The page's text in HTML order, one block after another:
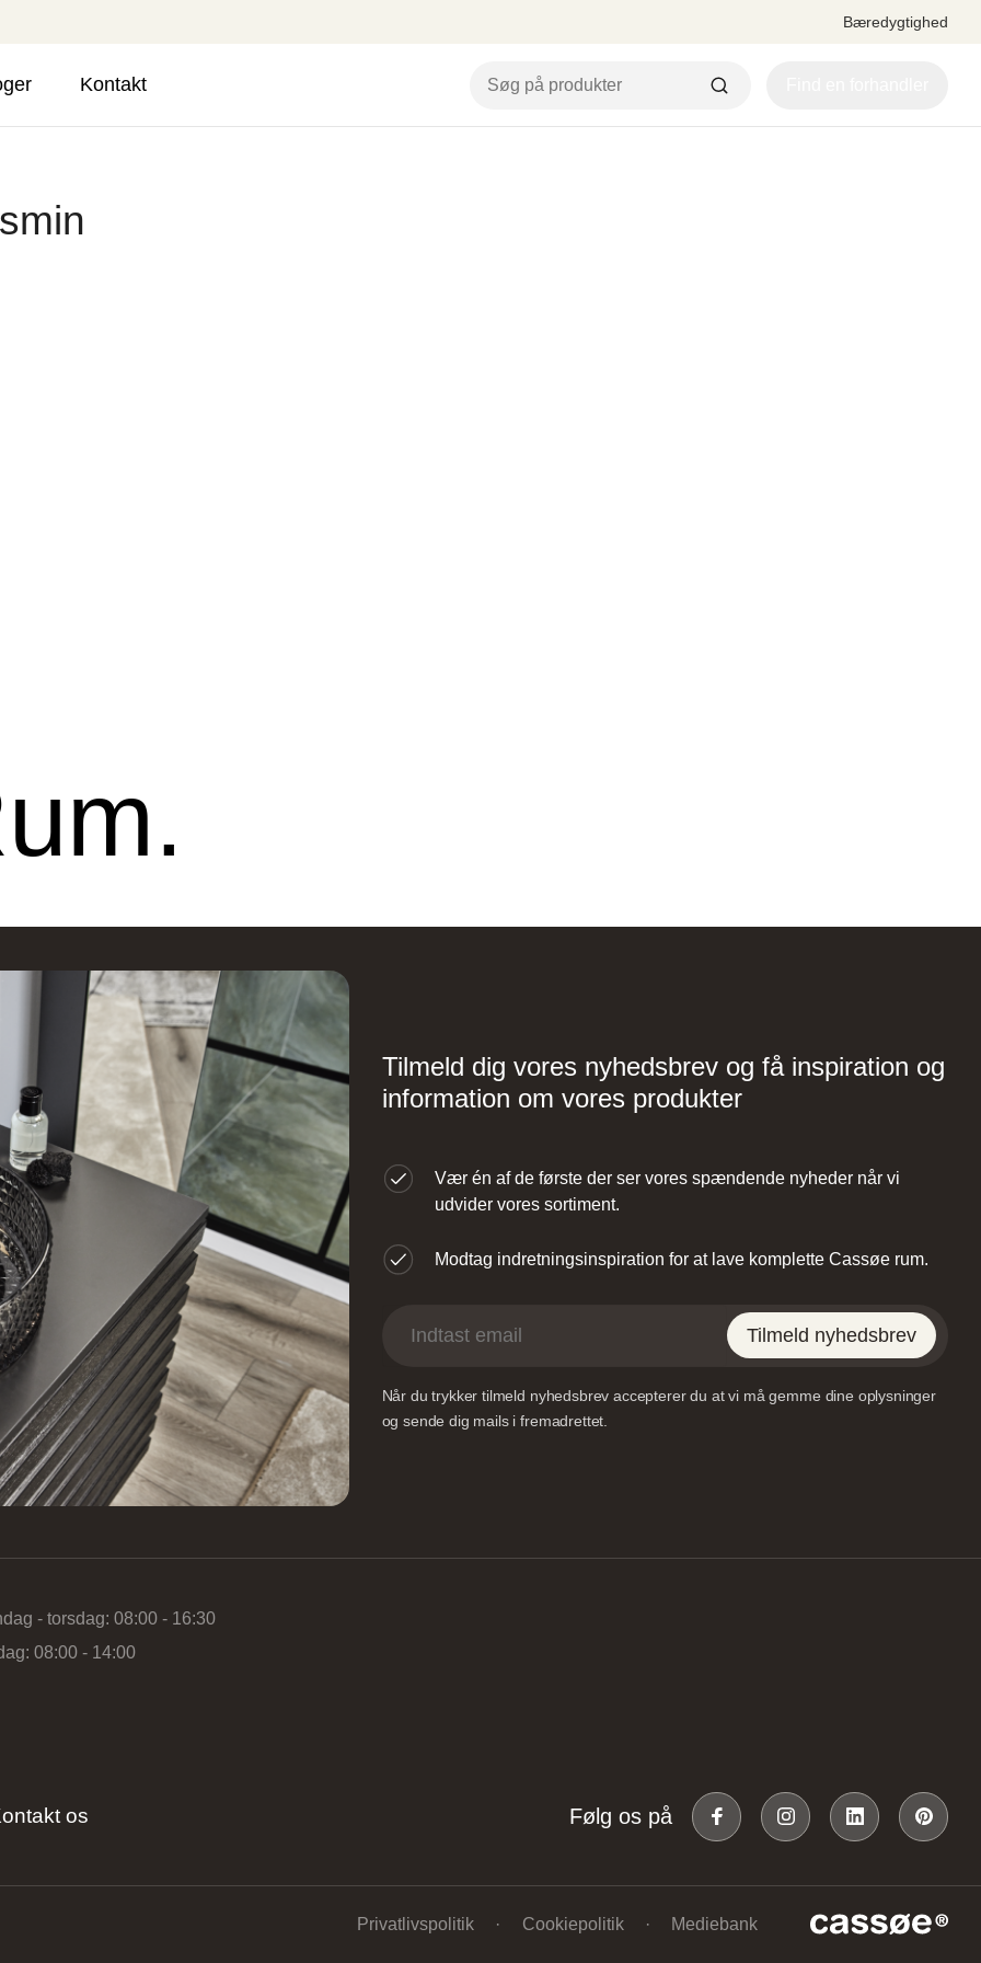
Bæredygtighed
Kontakt
Tilmeld dig vores nyhedsbrev og få inspiration og
information om vores produkter
Vær én af de første der ser vores spændende nyheder når vi
udvider vores sortiment.
Modtag indretningsinspiration for at lave komplette Cassøe rum.
Tilmeld nyhedsbrev
Når du trykker tilmeld nyhedsbrev accepterer du at vi må gemme dine oplysninger
og sende dig mails i fremadrettet.
- torsdag: 08:00 - 16:30
08:00 - 14:00
os Følg os på
Privatlivspolitik Cookiepolitik Mediebank
– Glostrup
Ringvej 35, 2605
Danmark
Designa – Århus
Agerøvejk 27A, 8381 Tilst,
Danmark
Lundvej 54, 8800 Viborg,
Køkkenet –
5B, 7100
Danmark
Vordingborg Køkkenet –
Valby BUDGETSTORE
Gl. Køge Landevej 135,
2500 Valby, Danmark
Vordingborg Køkkenet –
Sønderborg
Grundtvigs Alle 198, 6400